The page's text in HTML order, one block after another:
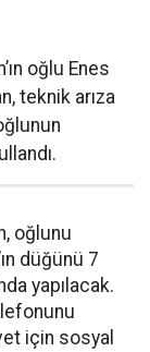
oğlu Enes
teknik arıza
oğlunu
düğünü 7
yapılacak.
için sosyal